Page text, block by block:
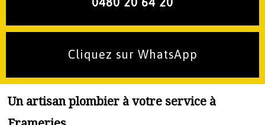
Cliquez sur WhatsApp
Un artisan plombier à votre service à